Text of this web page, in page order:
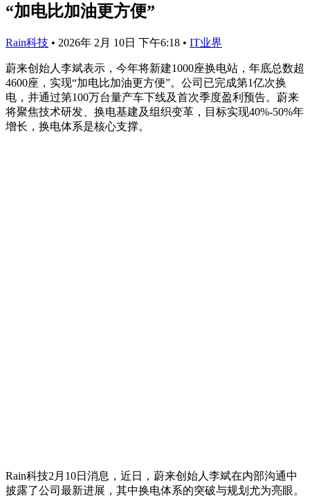
“加电比加油更方便”
Rain科技 • 2026年 2月 10日 下午6:18 • IT业界
蔚来创始人李斌表示，今年将新建1000座换电站，年底总数超
4600座，实现“加电比加油更方便”。公司已完成第1亿次换
电，并通过第100万台量产车下线及首次季度盈利预告。蔚来
将聚焦技术研发、换电基建及组织变革，目标实现40%-50%年
增长，换电体系是核心支撑。
Rain科技2月10日消息，近日，蔚来创始人李斌在内部沟通中
披露了公司最新进展，其中换电体系的突破与规划尤为亮眼。